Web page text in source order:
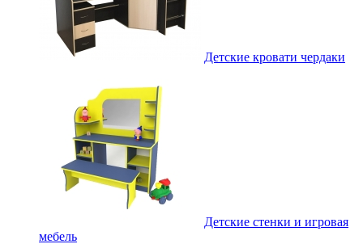
Детские кровати чердаки
Детские стенки и игровая
мебель